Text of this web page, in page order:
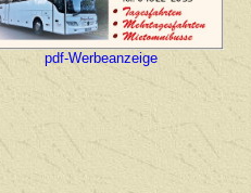
pdf-Werbeanzeige